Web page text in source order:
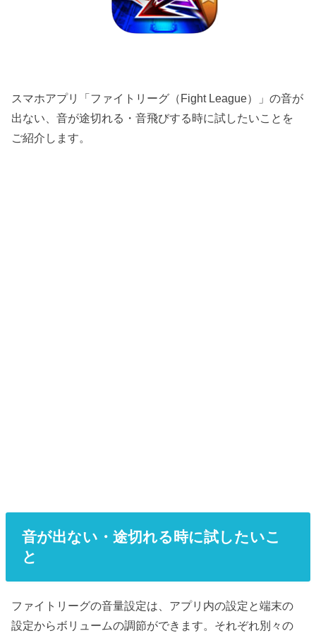
スマホアプリ「ファイトリーグ（Fight League）」の音が
出ない、音が途切れる・音飛びする時に試したいことを
ご紹介します。
音が出ない・途切れる時に試したいこ
と
ファイトリーグの音量設定は、アプリ内の設定と端末の
設定からボリュームの調節ができます。それぞれ別々の